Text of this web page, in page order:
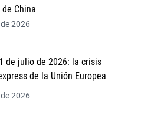
China
2026
de julio de 2026: la crisis
de la Unión Europea
2026